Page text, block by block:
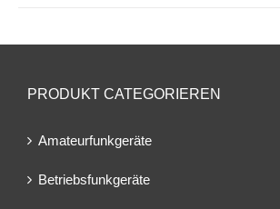
PRODUKT CATEGORIEREN
Amateurfunkgeräte
Betriebsfunkgeräte